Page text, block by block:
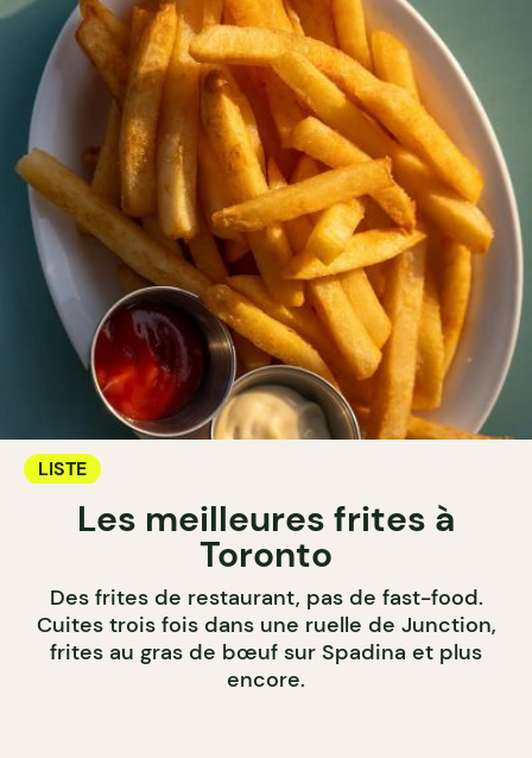
LISTE
Les meilleures frites à
Toronto
Des frites de restaurant, pas de fast-food.
Cuites trois fois dans une ruelle de Junction,
frites au gras de bœuf sur Spadina et plus
encore.